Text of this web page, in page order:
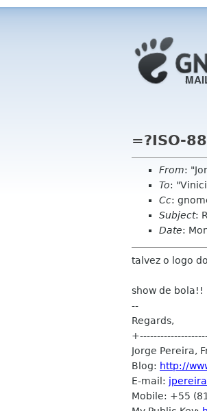
=?ISO-
From:
To:
Cc:
Subject:
Date:
talvez o logo
show de bola!!
--
Regards,
Jorge Pereira,
Blog: http://
E-mail:
Mobile: +55